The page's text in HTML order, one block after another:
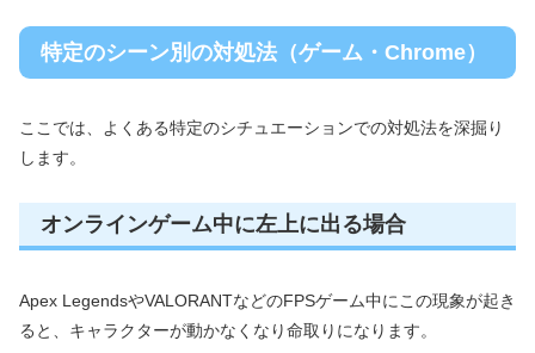
特定のシーン別の対処法（ゲーム・Chrome）
ここでは、よくある特定のシチュエーションでの対処法を深掘り
します。
オンラインゲーム中に左上に出る場合
Apex LegendsやVALORANTなどのFPSゲーム中にこの現象が起き
ると、キャラクターが動かなくなり命取りになります。